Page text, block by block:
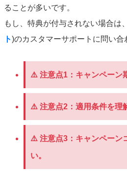
ることが多いです。
もし、特典が付与されない場合は
ト)のカスタマーサポートに問い合
⚠️ 注意点1： キャンペーン
⚠️ 注意点2： 適用条件を理
⚠️ 注意点3： キャンペーン
い。